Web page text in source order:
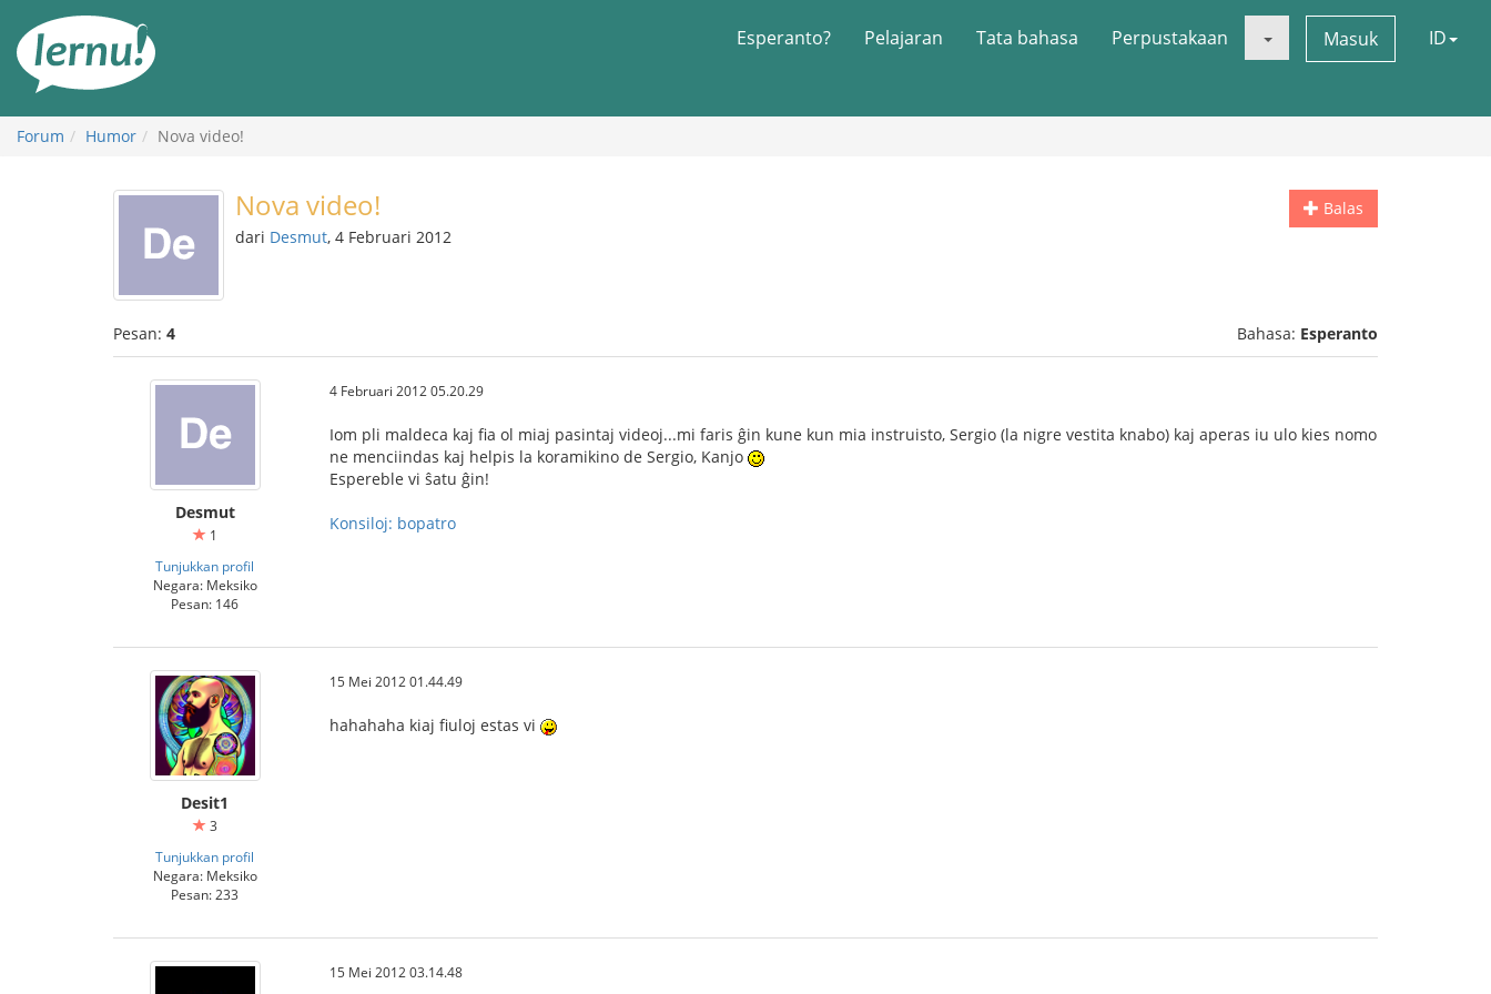
daftar
Esperanto? Pelajaran Tata bahasa Perpustakaan Masuk ID
Forum Humor Nova video!
Balas
Nova video!
dari Desmut, 4 Februari 2012
Pesan: 4 Bahasa: Esperanto
Desmut
1
Tunjukkan profil
Negara: Meksiko
Pesan: 146
4 Februari 2012 05.20.29
Iom pli maldeca kaj fia ol miaj pasintaj videoj...mi faris ĝin kune kun mia instruisto, Sergio (la nigre vestita knabo) kaj aperas iu ulo kies nomo
ne menciindas kaj helpis la koramikino de Sergio, Kanjo
Espereble vi ŝatu ĝin!
Konsiloj: bopatro
Desit1
3
Tunjukkan profil
Negara: Meksiko
Pesan: 233
15 Mei 2012 01.44.49
hahahaha kiaj fiuloj estas vi
15 Mei 2012 03.14.48